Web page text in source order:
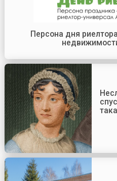
Персона дня